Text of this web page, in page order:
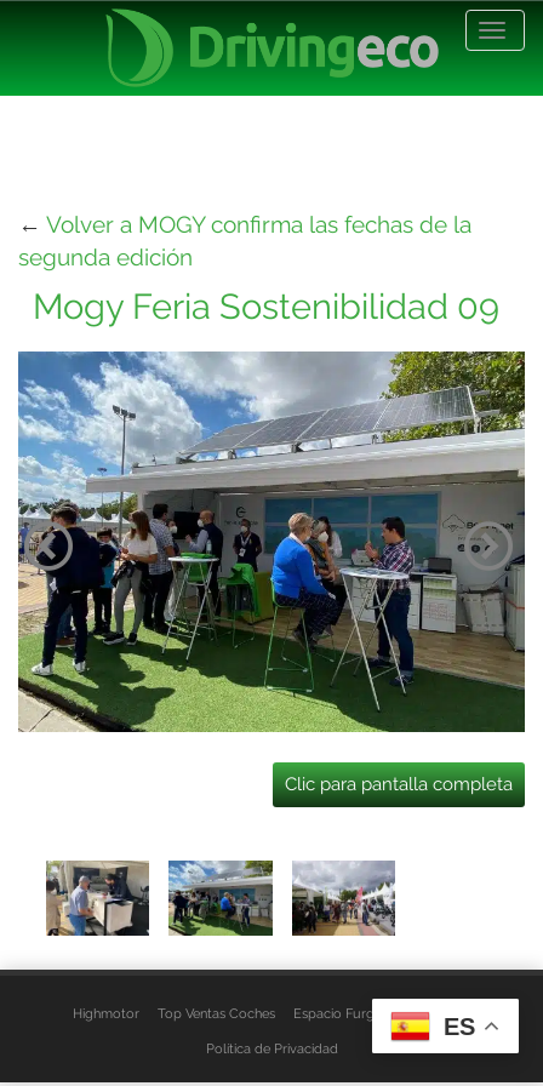
← Volver a MOGY confirma las fechas de la
segunda edición
Mogy Feria Sostenibilidad 09
Clic para pantalla completa
Highmotor Top Ventas Coches Espacio Furgo Aviso Legal
Política de Privacidad
ES